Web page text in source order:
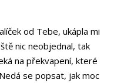
od Tebe, ukápla mi
nic neobjednal, tak
na překvapení, které
se popsat, jak moc